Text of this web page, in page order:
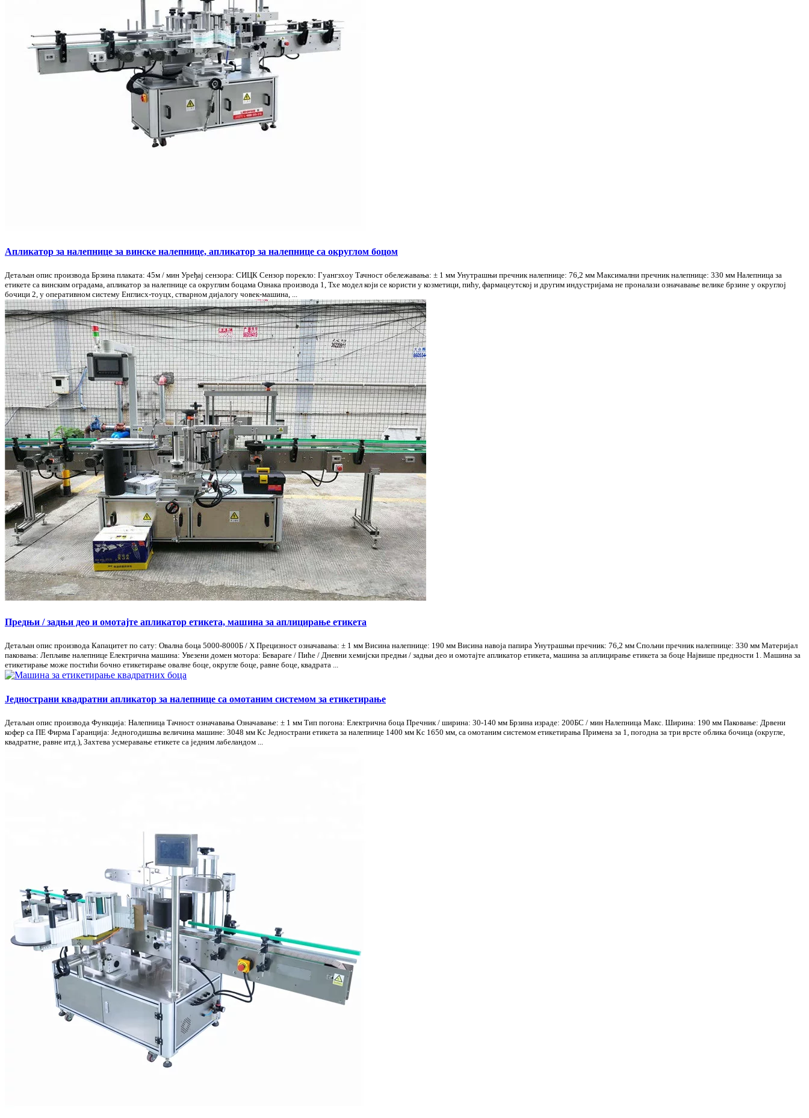
Апликатор за налепнице за винске налепнице, апликатор за налепнице са округлом боцом
Детаљан опис производа Брзина плаката: 45м / мин Уређај сензора: СИЦК Сензор порекло: Гуангзхоу Тачност обележавања: ± 1 мм Унутрашњи пречник налепнице: 76,2 мм Максимални пречник налепнице: 330 мм Налепница за
етикете са винским оградама, апликатор за налепнице са округлим боцама Ознака производа 1, Тхе модел који се користи у козметици, пићу, фармацеутској и другим индустријама не проналази означавање велике брзине у округлој
бочици 2, у оперативном систему Енглисх-тоуцх, стварном дијалогу човек-машина, ...
Предњи / задњи део и омотајте апликатор етикета, машина за аплицирање етикета
Детаљан опис производа Капацитет по сату: Овална боца 5000-8000Б / Х Прецизност означавања: ± 1 мм Висина налепнице: 190 мм Висина навоја папира Унутрашњи пречник: 76,2 мм Спољни пречник налепнице: 330 мм Материјал
паковања: Лепљиве налепнице Електрична машина: Увезени домен мотора: Бевараге / Пиће / Дневни хемијски предњи / задњи део и омотајте апликатор етикета, машина за аплицирање етикета за боце Највише предности 1. Машина за
етикетирање може постићи бочно етикетирање овалне боце, округле боце, равне боце, квадрата ...
Једнострани квадратни апликатор за налепнице са омотаним системом за етикетирање
Детаљан опис производа Функција: Налепница Тачност означавања Означавање: ± 1 мм Тип погона: Електрична боца Пречник / ширина: 30-140 мм Брзина израде: 200БС / мин Налепница Макс. Ширина: 190 мм Паковање: Дрвени
кофер са ПЕ Фирма Гаранција: Једногодишња величина машине: 3048 мм Кс Једнострани етикета за налепнице 1400 мм Кс 1650 мм, са омотаним системом етикетирања Примена за 1, погодна за три врсте облика бочица (округле,
квадратне, равне итд.), Захтева усмеравање етикете са једним лабеландом ...